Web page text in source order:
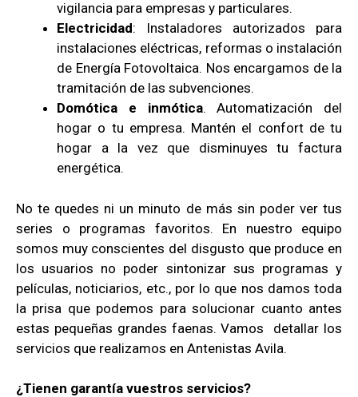
vigilancia para empresas y particulares.
Electricidad: Instaladores autorizados para
instalaciones eléctricas, reformas o instalación
de Energía Fotovoltaica. Nos encargamos de la
tramitación de las subvenciones.
Domótica e inmótica. Automatización del
hogar o tu empresa. Mantén el confort de tu
hogar a la vez que disminuyes tu factura
energética.
No te quedes ni un minuto de más sin poder ver tus
series o programas favoritos. En nuestro equipo
somos muy conscientes del disgusto que produce en
los usuarios no poder sintonizar sus programas y
películas, noticiarios, etc., por lo que nos damos toda
la prisa que podemos para solucionar cuanto antes
estas pequeñas grandes faenas. Vamos detallar los
servicios que realizamos en Antenistas Avila.
¿Tienen garantía vuestros servicios?